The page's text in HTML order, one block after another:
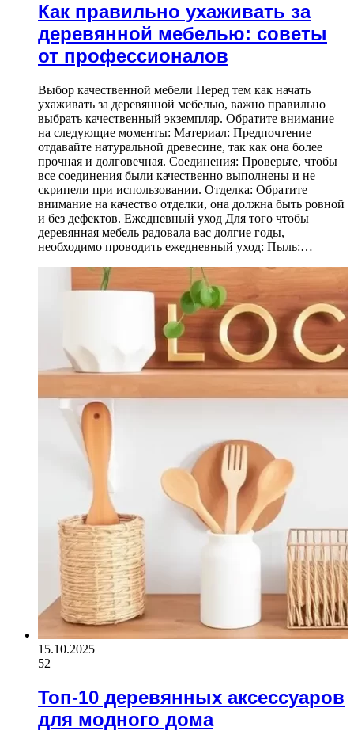
Как правильно ухаживать за
деревянной мебелью: советы
от профессионалов
Выбор качественной мебели Перед тем как начать
ухаживать за деревянной мебелью, важно правильно
выбрать качественный экземпляр. Обратите внимание
на следующие моменты: Материал: Предпочтение
отдавайте натуральной древесине, так как она более
прочная и долговечная. Соединения: Проверьте, чтобы
все соединения были качественно выполнены и не
скрипели при использовании. Отделка: Обратите
внимание на качество отделки, она должна быть ровной
и без дефектов. Ежедневный уход Для того чтобы
деревянная мебель радовала вас долгие годы,
необходимо проводить ежедневный уход: Пыль:…
15.10.2025
52
Топ-10 деревянных аксессуаров
для модного дома